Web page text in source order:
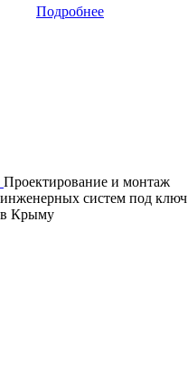
Подробнее
Проектирование и монтаж
инженерных систем под ключ
в Крыму